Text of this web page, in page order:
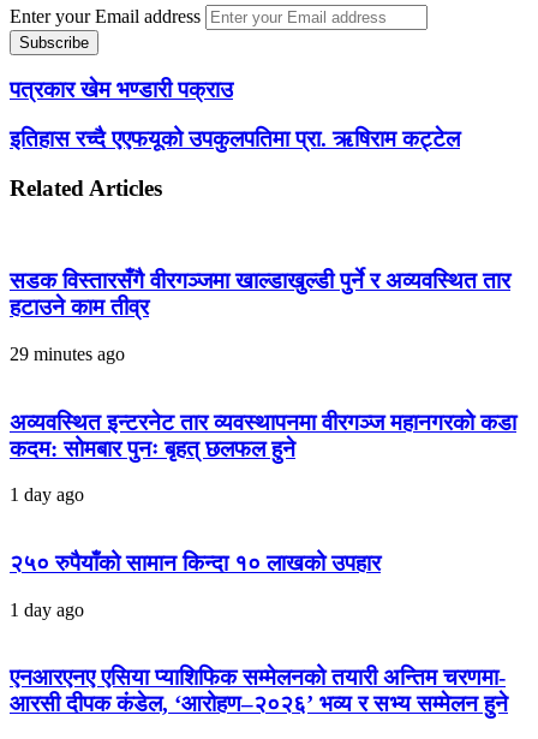
Enter your Email address
पत्रकार खेम भण्डारी पक्राउ
इतिहास रच्दै एएफयूको उपकुलपतिमा प्रा. ऋषिराम कट्टेल
Related Articles
सडक विस्तारसँगै वीरगञ्जमा खाल्डाखुल्डी पुर्ने र अव्यवस्थित तार
हटाउने काम तीव्र
29 minutes ago
अव्यवस्थित इन्टरनेट तार व्यवस्थापनमा वीरगञ्ज महानगरको कडा
कदम: सोमबार पुनः बृहत् छलफल हुने
1 day ago
२५० रुपैयाँको सामान किन्दा १० लाखको उपहार
1 day ago
एनआरएनए एसिया प्याशिफिक सम्मेलनको तयारी अन्तिम चरणमा-
आरसी दीपक कंडेल, ‘आरोहण–२०२६’ भव्य र सभ्य सम्मेलन हुने